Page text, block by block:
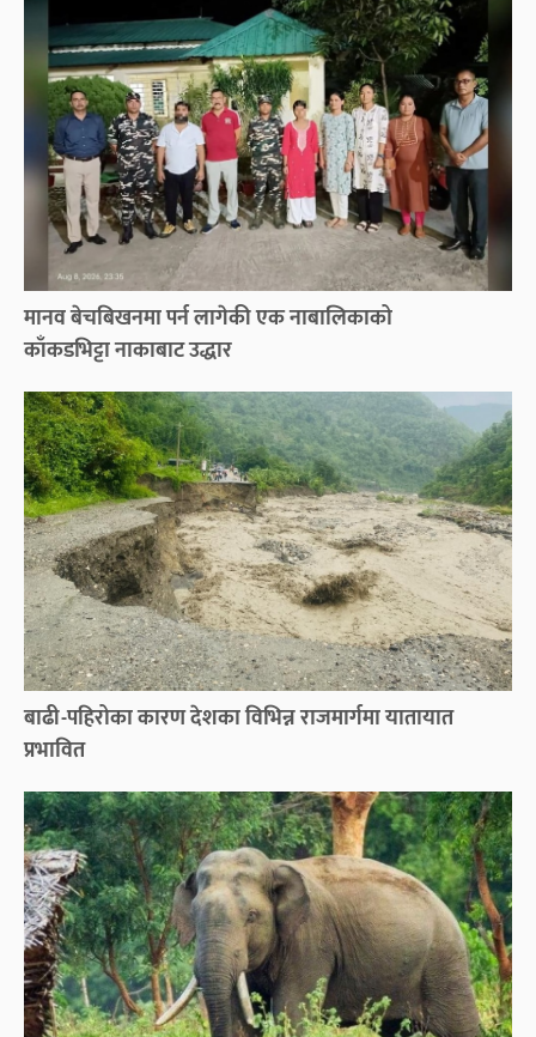
मानव बेचबिखनमा पर्न लागेकी एक नाबालिकाको
काँकडभिट्टा नाकाबाट उद्धार
बाढी-पहिरोका कारण देशका विभिन्न राजमार्गमा यातायात
प्रभावित